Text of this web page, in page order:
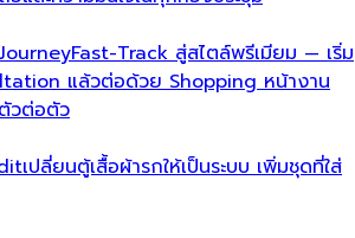
Fast-Track สู่สไตล์พรีเมียม — เริ่ม
แล้วต่อด้วย Shopping หน้างาน
วต่อตัว
เปลี่ยนตู้เสื้อผ้ารกให้เป็นระบบ เพิ่มชุดที่ใส่